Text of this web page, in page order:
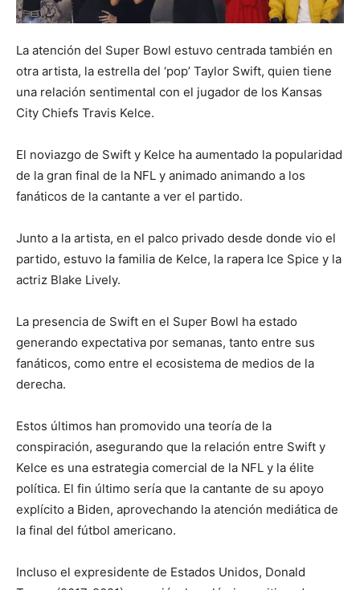
La atención del Super Bowl estuvo centrada también en
otra artista, la estrella del ‘pop’ Taylor Swift, quien tiene
una relación sentimental con el jugador de los Kansas
City Chiefs Travis Kelce.
El noviazgo de Swift y Kelce ha aumentado la popularidad
de la gran final de la NFL y animado animando a los
fanáticos de la cantante a ver el partido.
Junto a la artista, en el palco privado desde donde vio el
partido, estuvo la familia de Kelce, la rapera Ice Spice y la
actriz Blake Lively.
La presencia de Swift en el Super Bowl ha estado
generando expectativa por semanas, tanto entre sus
fanáticos, como entre el ecosistema de medios de la
derecha.
Estos últimos han promovido una teoría de la
conspiración, asegurando que la relación entre Swift y
Kelce es una estrategia comercial de la NFL y la élite
política. El fin último sería que la cantante de su apoyo
explícito a Biden, aprovechando la atención mediática de
la final del fútbol americano.
Incluso el expresidente de Estados Unidos, Donald